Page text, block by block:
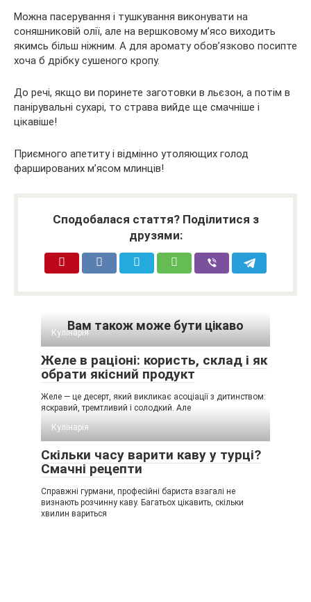
Можна пасерування і тушкування виконувати на
соняшниковій олії, але на вершковому м’ясо виходить
якимсь більш ніжним. А для аромату обов’язково посипте
хоча б дрібку сушеного кропу.
До речі, якщо ви поринете заготовки в льєзон, а потім в
панірувальні сухарі, то страва вийде ще смачніше і
цікавіше!
Приємного апетиту і відмінно утоляющих голод
фаршированих м’ясом млинців!
Сподобалася стаття? Поділитися з
друзями:
Вам також може бути цікаво
Кулінарія
Желе в раціоні: користь, склад і як
обрати якісний продукт
Желе — це десерт, який викликає асоціації з дитинством:
яскравий, тремтливий і солодкий. Але
Кулінарія
Скільки часу варити каву у турці?
Смачні рецепти
Справжні гурмани, професійні бариста взагалі не
визнають розчинну каву. Багатьох цікавить, скільки
хвилин вариться